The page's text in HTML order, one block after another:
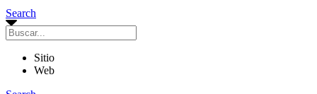
Search
Sitio
Web